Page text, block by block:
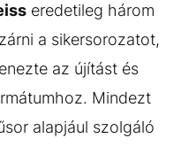
eredetileg három
a sikersorozatot,
az újítást és
Mindezt
alapjául szolgáló